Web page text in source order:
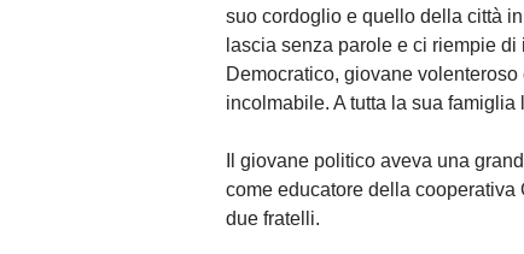
suo cordoglio e quello della città
lascia senza parole e ci riempie
Democratico, giovane
incolmabile. A tutta la sua famiglia
Il giovane politico aveva una
come educatore della
due fratelli.